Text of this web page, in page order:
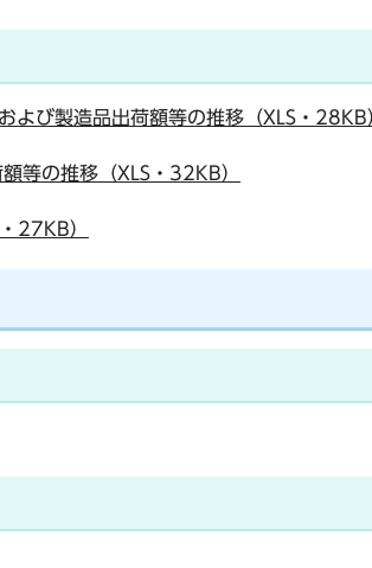
び製造品出荷額等の推移（XLS・28KB
等の推移（XLS・32KB）
27KB）